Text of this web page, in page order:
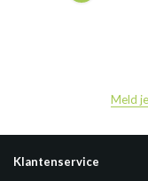
Meld
Klantenservice